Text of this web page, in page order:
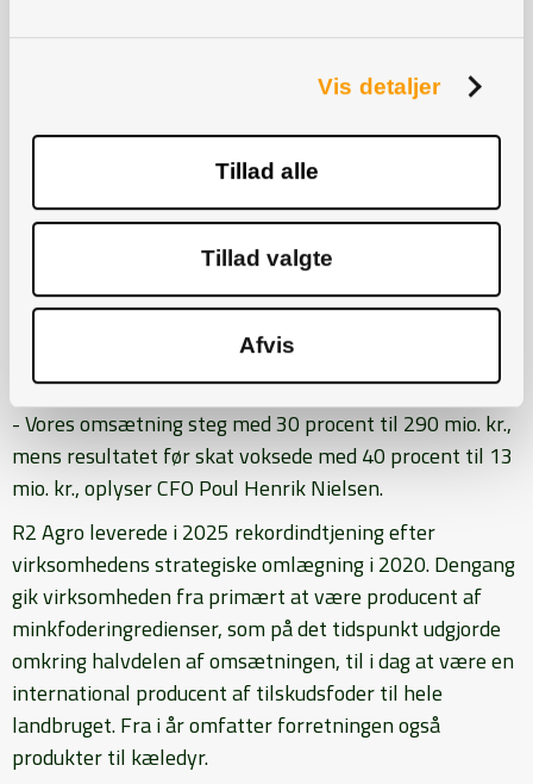
Vis detaljer
Tillad alle
Tillad valgte
Afvis
et solidt ledelsesskifte og en stærk ny ledelse, siger
Rekordresultat
Beslutningen om det kommende skifte er blevet
offentliggjort i forbindelse med R2 Agros
generalforsamling, hvor selskabet samtidig
præsenterede et positivt driftsår med vækst på både
top- og bundlinje.
- Vores omsætning steg med 30 procent til 290 mio. kr.,
mens resultatet før skat voksede med 40 procent til 13
mio. kr., oplyser CFO Poul Henrik Nielsen.
R2 Agro leverede i 2025 rekordindtjening efter
virksomhedens strategiske omlægning i 2020. Dengang
gik virksomheden fra primært at være producent af
minkfoderingredienser, som på det tidspunkt udgjorde
omkring halvdelen af omsætningen, til i dag at være en
international producent af tilskudsfoder til hele
landbruget. Fra i år omfatter forretningen også
produkter til kæledyr.